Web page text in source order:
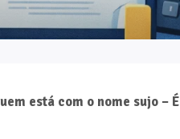
está com o nome sujo – É